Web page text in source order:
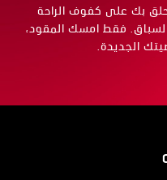
بك على كفوف الراحة
فقط امسك المقود،
الجديدة.